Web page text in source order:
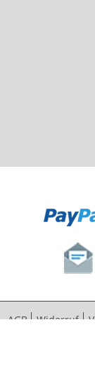
AGB Widerruf